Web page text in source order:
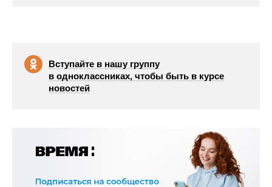
Вступайте в нашу группу
в одноклассниках, чтобы быть в курсе
новостей